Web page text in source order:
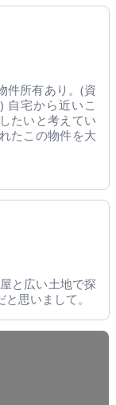
件所有あり。(資
自宅から近いこ
たいと考えてい
たこの物件を大
と広い土地で探
思いまして。